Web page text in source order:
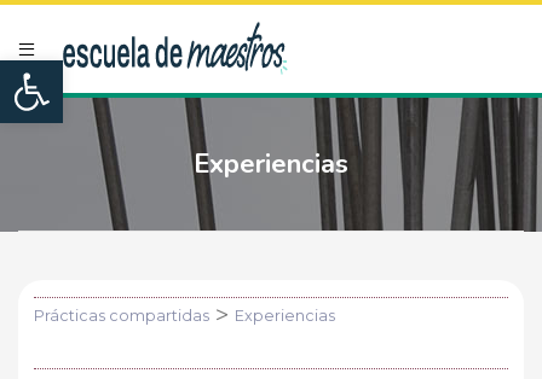
Open toolbar
Experiencias
Prácticas compartidas> Experiencias